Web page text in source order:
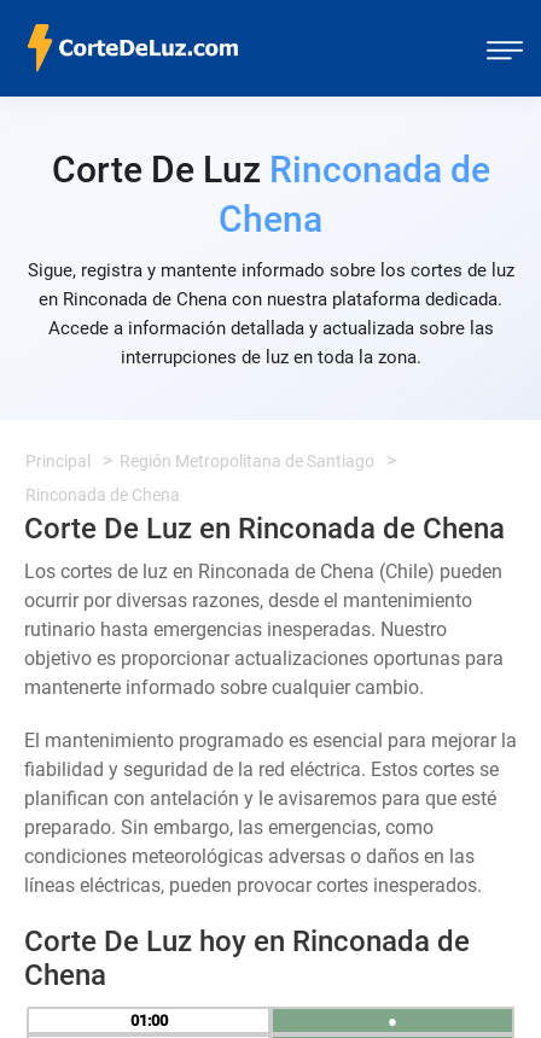
Corte De Luz Rinconada de
Chena
Sigue, registra y mantente informado sobre los cortes de luz
en Rinconada de Chena con nuestra plataforma dedicada.
Accede a información detallada y actualizada sobre las
interrupciones de luz en toda la zona.
Principal
Región Metropolitana de Santiago
Rinconada de Chena
Corte De Luz en Rinconada de Chena
Los cortes de luz en Rinconada de Chena (Chile) pueden
ocurrir por diversas razones, desde el mantenimiento
rutinario hasta emergencias inesperadas. Nuestro
objetivo es proporcionar actualizaciones oportunas para
mantenerte informado sobre cualquier cambio.
El mantenimiento programado es esencial para mejorar la
fiabilidad y seguridad de la red eléctrica. Estos cortes se
planifican con antelación y le avisaremos para que esté
preparado. Sin embargo, las emergencias, como
condiciones meteorológicas adversas o daños en las
líneas eléctricas, pueden provocar cortes inesperados.
Corte De Luz hoy en Rinconada de
Chena
01
●